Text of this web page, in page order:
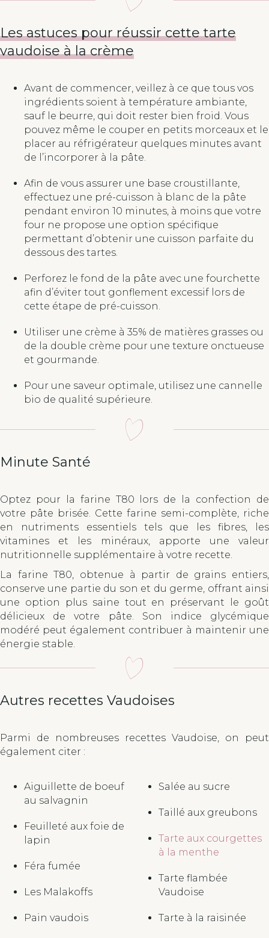
Les astuces pour réussir cette tarte
vaudoise à la crème
Avant de commencer, veillez à ce que tous vos
ingrédients soient à température ambiante,
sauf le beurre, qui doit rester bien froid. Vous
pouvez même le couper en petits morceaux et le
placer au réfrigérateur quelques minutes avant
de l’incorporer à la pâte.
Afin de vous assurer une base croustillante,
effectuez une pré-cuisson à blanc de la pâte
pendant environ 10 minutes, à moins que votre
four ne propose une option spécifique
permettant d’obtenir une cuisson parfaite du
dessous des tartes.
Perforez le fond de la pâte avec une fourchette
afin d’éviter tout gonflement excessif lors de
cette étape de pré-cuisson.
Utiliser une crème à 35% de matières grasses ou
de la double crème pour une texture onctueuse
et gourmande.
Pour une saveur optimale, utilisez une cannelle
bio de qualité supérieure.
Minute Santé
Optez pour la farine T80 lors de la confection de
votre pâte brisée. Cette farine semi-complète, riche
en nutriments essentiels tels que les fibres, les
vitamines et les minéraux, apporte une valeur
nutritionnelle supplémentaire à votre recette.
La farine T80, obtenue à partir de grains entiers,
conserve une partie du son et du germe, offrant ainsi
une option plus saine tout en préservant le goût
délicieux de votre pâte. Son indice glycémique
modéré peut également contribuer à maintenir une
énergie stable.
Autres recettes Vaudoises
Parmi de nombreuses recettes Vaudoise, on peut
également citer :
Aiguillette de boeuf
au salvagnin
Feuilleté aux foie de
lapin
Féra fumée
Les Malakoffs
Pain vaudois
Salée au sucre
Taillé aux greubons
Tarte aux courgettes
à la menthe
Tarte flambée
Vaudoise
Tarte à la raisinée